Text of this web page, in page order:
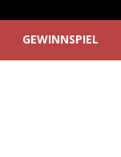
GEWINNSPIEL